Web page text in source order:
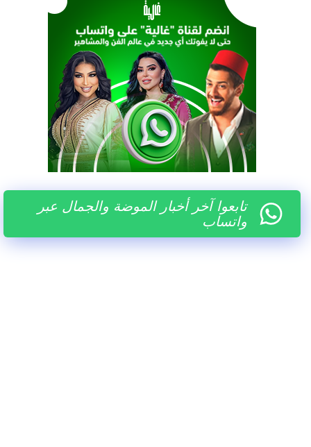
تابعوا آخر أخبار الموضة والجمال عبر
واتساب